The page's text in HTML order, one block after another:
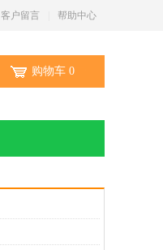
客户留言 帮助中心
购物车 0